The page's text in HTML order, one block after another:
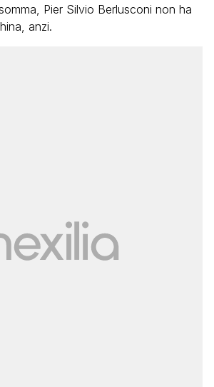
Pier Silvio Berlusconi non ha
anzi.